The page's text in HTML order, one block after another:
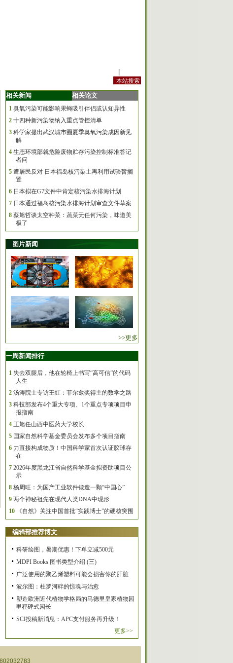
相关新闻 相关论文
1 臭氧污染可能影响果蝇吸引伴侣或认知异性
2 十四种新污染物纳入重点管控清单
3 科学家提出武汉城市圈夏季臭氧污染成因新见
解
4 生态环境部就危险废物贮存污染控制标准答记
者问
5 遭居民反对 日本福岛核污染土再利用试验暂搁
置
6 日本拟在G7文件中肯定核污染水排海计划
7 日本通过福岛核污染水排海计划审查文件草案
8 蔡旭哲谈太空种菜：蔬菜无任何污染，味道美
极了
图片新闻
>>更多
一周新闻排行
1 失去双腿后，他在轮椅上书写“高可信”的代码
人生
2 汤涛院士专访王虹：菲尔兹奖得主的数学之路
3 科技部发布4个重大专项、1个重点专项项目申
报指南
4 王旭任山西中医药大学校长
5 国家自然科学基金委员会发布多个项目指南
6 力直接构成物质！中国科学家首次认证胶球存
在
7 2026年度黑龙江省自然科学基金拟资助项目公
示
8 杨周旺：为国产工业软件锻造一颗“中国心”
9 两个神秘祖先在现代人类DNA中现形
10
《自然》关注中国首批“实践博士”的硬核突围
编辑部推荐博文
科研绘图，暑期优惠！下单立减500元
MDPI Books 图书类型介绍 (三)
广泛使用的聚乙烯塑料可能会损害你的肝脏
波尔图：杜罗河畔的惊魂与治愈
塑造欧洲近代植物学格局的马德里皇家植物园
里程碑式园长
SCI投稿新消息：APC支付服务再升级！
更多>>